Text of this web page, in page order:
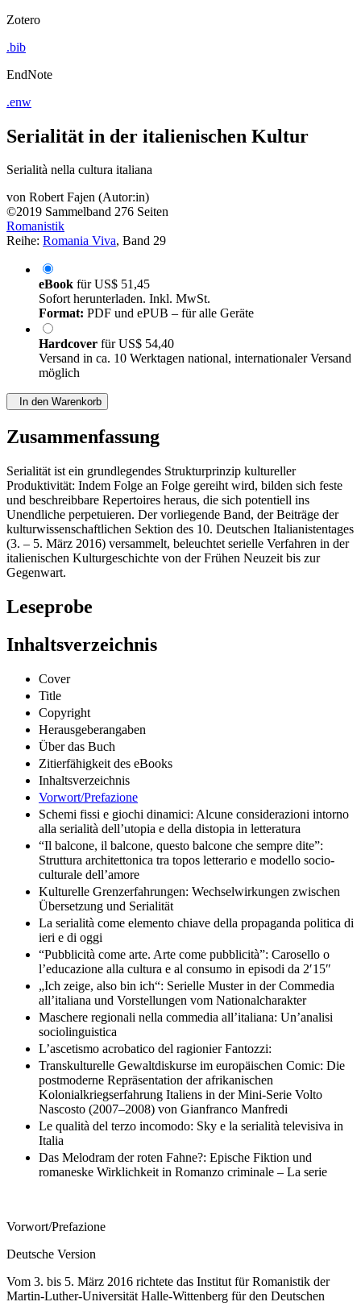
Zotero
.bib
EndNote
.enw
Serialität in der italienischen Kultur
Serialità nella cultura italiana
von Robert Fajen (Autor:in)
©2019 Sammelband 276 Seiten
Romanistik
Reihe: Romania Viva, Band 29
eBook fürUS$ 51,45
Sofort herunterladen. Inkl. MwSt.
Format: PDF und ePUB – für alle Geräte
Hardcover fürUS$ 54,40
Versand in ca. 10 Werktagen national, internationaler Versand
möglich
In den Warenkorb
Zusammenfassung
Serialität ist ein grundlegendes Strukturprinzip kultureller
Produktivität: Indem Folge an Folge gereiht wird, bilden sich feste
und beschreibbare Repertoires heraus, die sich potentiell ins
Unendliche perpetuieren. Der vorliegende Band, der Beiträge der
kulturwissenschaftlichen Sektion des 10. Deutschen Italianistentages
(3. – 5. März 2016) versammelt, beleuchtet serielle Verfahren in der
italienischen Kulturgeschichte von der Frühen Neuzeit bis zur
Gegenwart.
Leseprobe
Inhaltsverzeichnis
Cover
Title
Copyright
Herausgeberangaben
Über das Buch
Zitierfähigkeit des eBooks
Inhaltsverzeichnis
Vorwort/Prefazione
Schemi fissi e giochi dinamici: Alcune considerazioni intorno
alla serialità dell’utopia e della distopia in letteratura
“Il balcone, il balcone, questo balcone che sempre dite”:
Struttura architettonica tra topos letterario e modello socio-
culturale dell’amore
Kulturelle Grenzerfahrungen: Wechselwirkungen zwischen
Übersetzung und Serialität
La serialità come elemento chiave della propaganda politica di
ieri e di oggi
“Pubblicità come arte. Arte come pubblicità”: Carosello o
l’educazione alla cultura e al consumo in episodi da 2′15″
„Ich zeige, also bin ich“: Serielle Muster in der Commedia
all’italiana und Vorstellungen vom Nationalcharakter
Maschere regionali nella commedia all’italiana: Un’analisi
sociolinguistica
L’ascetismo acrobatico del ragionier Fantozzi:
Transkulturelle Gewaltdiskurse im europäischen Comic: Die
postmoderne Repräsentation der afrikanischen
Kolonialkriegserfahrung Italiens in der Mini-Serie Volto
Nascosto (2007–2008) von Gianfranco Manfredi
Le qualità del terzo incomodo: Sky e la serialità televisiva in
Italia
Das Melodram der roten Fahne?: Epische Fiktion und
romaneske Wirklichkeit in Romanzo criminale – La serie
Vorwort/Prefazione
Deutsche Version
Vom 3. bis 5. März 2016 richtete das Institut für Romanistik der
Martin-Luther-Universität Halle-Wittenberg für den Deutschen